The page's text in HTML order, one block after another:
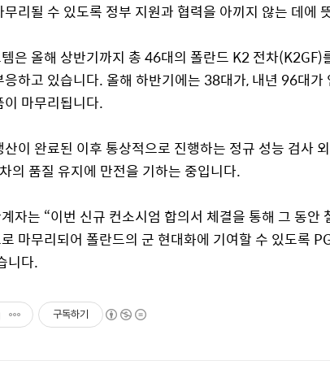
무리될 수 있도록 정부 지원과 협력을 아끼지 않는 데에
은 올해 상반기까지 총 46대의 폴란드 K2 전차(K2GF)
응하고 있습니다. 올해 하반기에는 38대가, 내년 96대
이 마무리됩니다.
이 완료된 이후 통상적으로 진행하는 정규 성능 검사
의 품질 유지에 만전을 기하는 중입니다.
자는 “이번 신규 컨소시엄 합의서 체결을 통해 그 동안
마무리되어 폴란드의 군 현대화에 기여할 수 있도록
니다.
구독하기